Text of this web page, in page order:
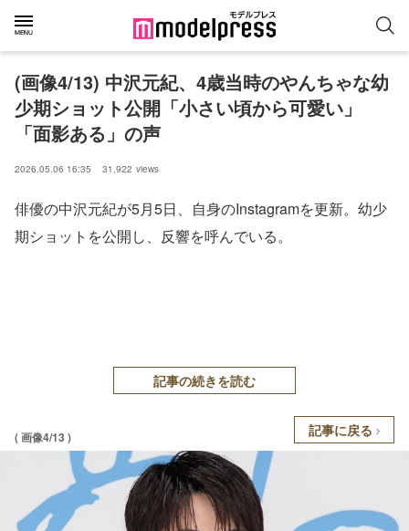
(画像4/13) 中沢元紀、4歳当時のやんちゃな幼
少期ショット公開「小さい頃から可愛い」
「面影ある」の声
2026.05.06 16:35 31,922 views
俳優の中沢元紀が5月5日、自身のInstagramを更新。幼少
期ショットを公開し、反響を呼んでいる。
記事の続きを読む
( 画像4/13 ) 記事に戻る